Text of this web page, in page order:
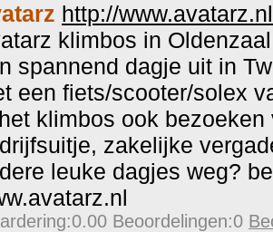
http://www.avatarz.nl
klimbos in
spannend dagje uit in
een fiets/scooter/solex
klimbos ook
zakelijke
leuke dagjes weg?
Beoordelingen:0